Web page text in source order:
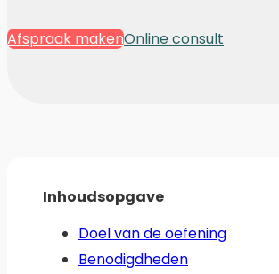
Afspraak makenOnline consult
Inhoudsopgave
Doel van de oefening
Benodigdheden